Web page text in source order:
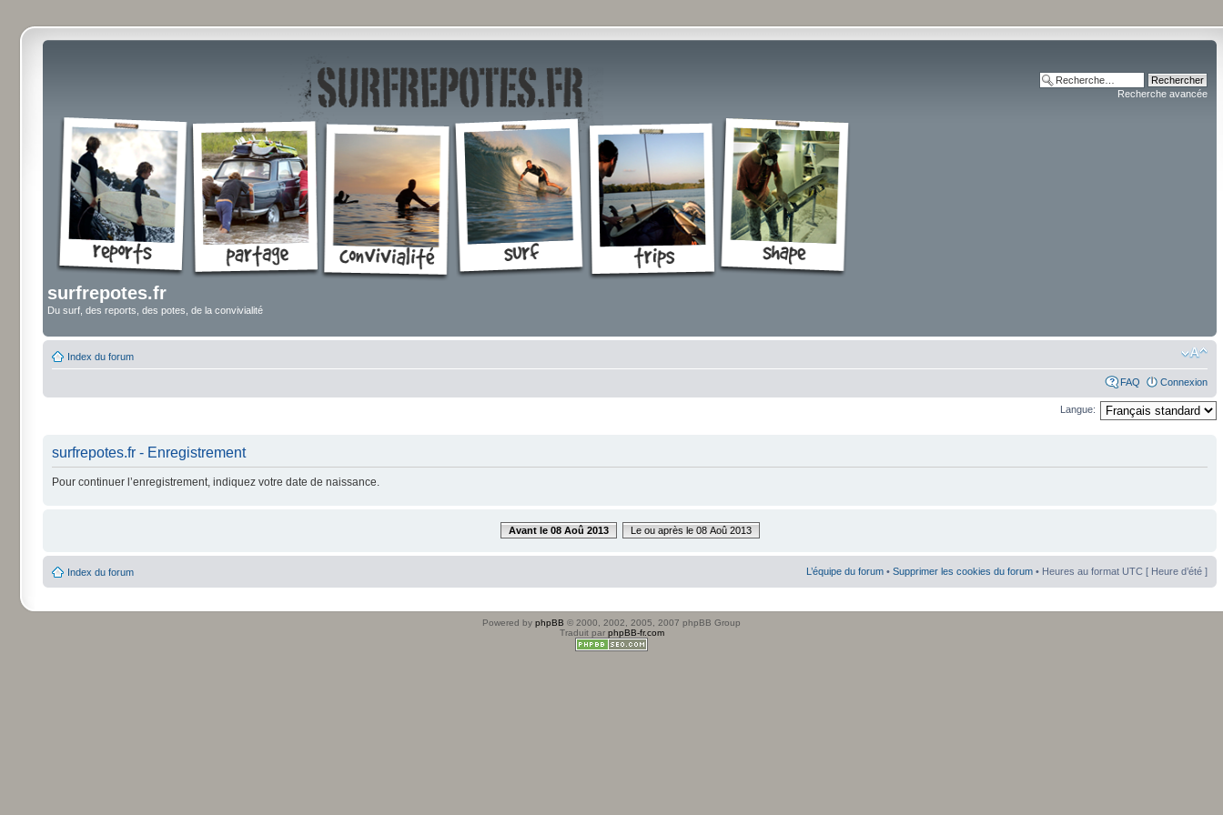
surfrepotes.fr
Du surf, des reports, des potes, de la convivialité
Recherche avancée
Index du forum
FAQ Connexion
Langue:
surfrepotes.fr - Enregistrement
Pour continuer l’enregistrement, indiquez votre date de naissance.
Avant le 08 Aoû 2013 Le ou après le 08 Aoû 2013
Index du forum L’équipe du forum • Supprimer les cookies du forum • Heures au format UTC [ Heure d’été ]
Powered by phpBB © 2000, 2002, 2005, 2007 phpBB Group
Traduit par phpBB-fr.com